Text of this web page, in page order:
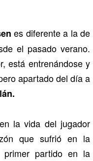
es diferente a la de
el pasado verano.
está entrenándose y
apartado del día a
la vida del jugador
que sufrió en la
primer partido en la